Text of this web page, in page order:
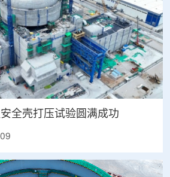
全壳打压试验圆满成功